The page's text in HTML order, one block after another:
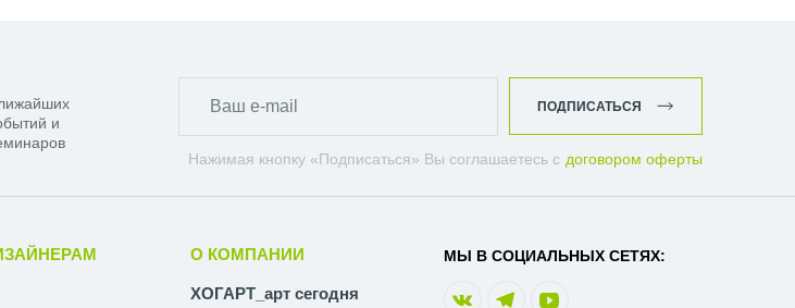
и
Нажимая кнопку «Подписаться» Вы соглашаетесь с договором оферты
ПОДПИСАТЬСЯ
О КОМПАНИИ
ХОГАРТ_арт сегодня
МЫ В СОЦИАЛЬНЫХ СЕТЯХ: